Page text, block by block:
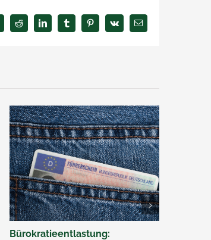
Reddit LinkedInTumblrPinterest
Vk
E-
Mail
Bürokratieentlastung: